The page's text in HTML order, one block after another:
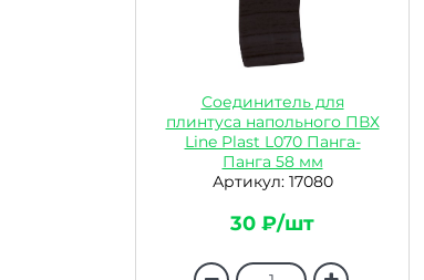
Соединитель для
плинтуса напольного ПВХ
Line Plast L070 Панга-
Панга 58 мм
Артикул: 17080
30 ₽/шт